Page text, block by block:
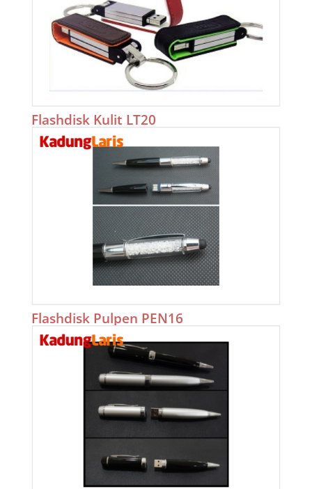
Flashdisk Kulit LT20
Flashdisk Pulpen PEN16